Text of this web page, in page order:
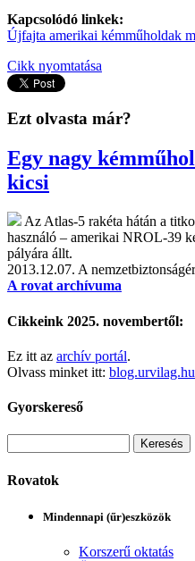
Kapcsolódó linkek:
Újfajta amerikai kémműholdak
Cikk nyomtatása
Ezt olvasta már?
Egy nagy
kicsi
Az Atlas-5 rakéta hátán a
használó – amerikai NROL-39
pályára állt.
2013.12.07. A
A rovat archívuma
Cikkeink 2025. novembertől:
Ez itt az archív portál.
Olvass minket itt: blog.urvilag.hu
Gyorskereső
Rovatok
Mindennapi (űr)eszközök
Korszerű oktatás